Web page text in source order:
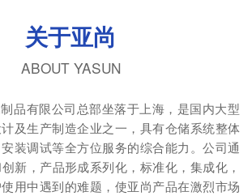
关于亚尚
ABOUT YASUN
品有限公司总部坐落于上海，是国内大型
及生产制造企业之一，具有仓储系统整体
装调试等全方位服务的综合能力。公司通
新，产品形成系列化，标准化，集成化，
用中遇到的难题，使亚尚产品在激烈市场